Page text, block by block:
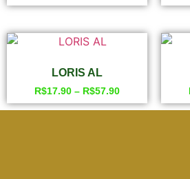
LORIS AL
R$17.90 – R$57.90